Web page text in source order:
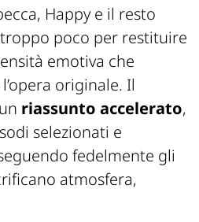
Happy e il resto
poco per restituire
emotiva che
originale. Il
riassunto accelerato,
selezionati e
fedelmente gli
atmosfera,